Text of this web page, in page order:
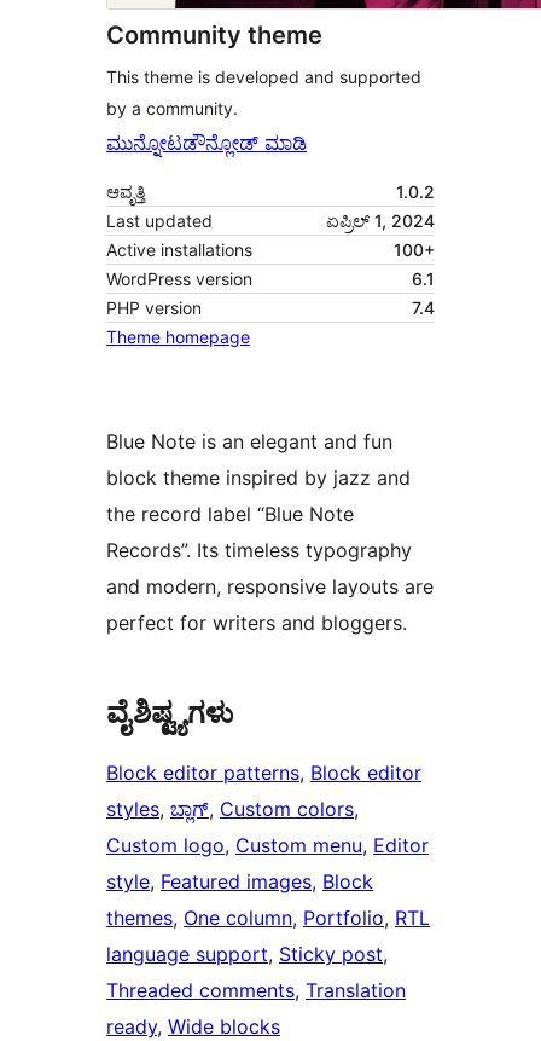
Community theme
This theme is developed and supported
by a community.
ಮುನ್ನೋಟಡೌನ್ಲೋಡ್ ಮಾಡಿ
ಆವೃತ್ತಿ
1.0.2
Last updated
ಏಪ್ರಿಲ್ 1, 2024
Active installations
100+
WordPress version
6.1
PHP version
7.4
Theme homepage
Blue Note is an elegant and fun
block theme inspired by jazz and
the record label “Blue Note
Records”. Its timeless typography
and modern, responsive layouts are
perfect for writers and bloggers.
ವೈಶಿಷ್ಟ್ಯಗಳು
Block editor patterns, Block editor
styles, ಬ್ಲಾಗ್, Custom colors
Custom logo, Custom menu, Editor
style, Featured images, Block
themes, One column, Portfolio, RTL
language support, Sticky post
Threaded comments, Translation
ready, Wide blocks